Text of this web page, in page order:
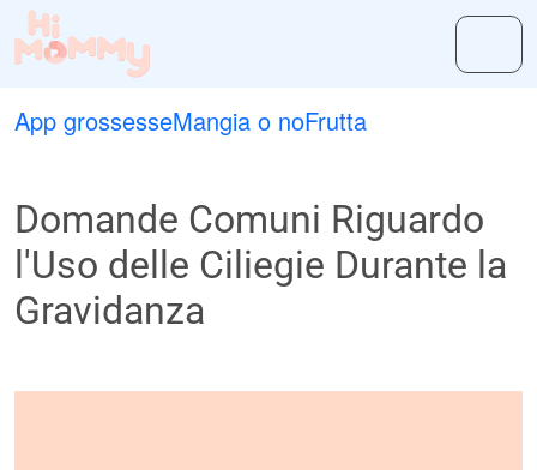
App grossesseMangia o noFrutta
Domande Comuni Riguardo
l'Uso delle Ciliegie Durante la
Gravidanza